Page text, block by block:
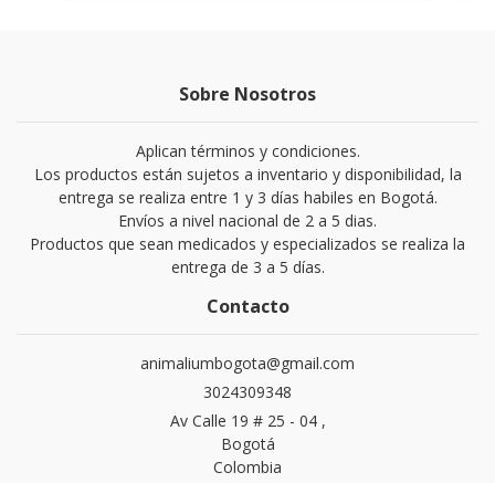
Sobre Nosotros
Aplican términos y condiciones.
Los productos están sujetos a inventario y disponibilidad, la
entrega se realiza entre 1 y 3 días habiles en Bogotá.
Envíos a nivel nacional de 2 a 5 dias.
Productos que sean medicados y especializados se realiza la
entrega de 3 a 5 días.
Contacto
animaliumbogota@gmail.com
3024309348
Av Calle 19 # 25 - 04 ,
Bogotá
Colombia